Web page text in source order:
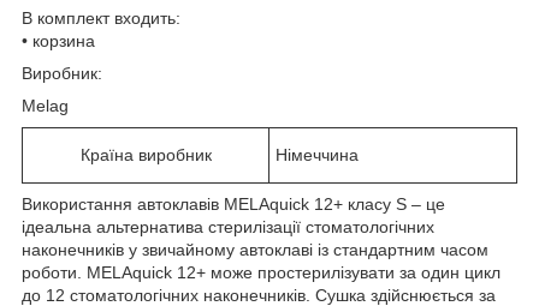
В комплект входить:
• корзина
Виробник:
Melag
Країна виробник Німеччина
Використання автоклавів MELAquick 12+ класу S – це
ідеальна альтернатива стерилізації стоматологічних
наконечників у звичайному автоклаві із стандартним часом
роботи. MELAquick 12+ може простерилізувати за один цикл
до 12 стоматологічних наконечників. Сушка здійснюється за